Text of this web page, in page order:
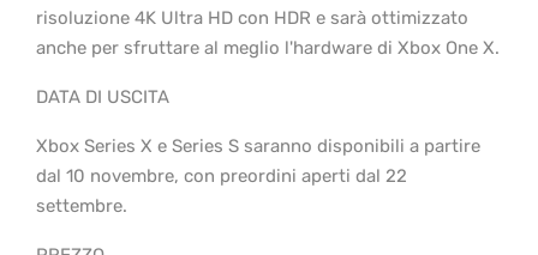
risoluzione 4K Ultra HD con HDR e sarà ottimizzato
anche per sfruttare al meglio l'hardware di Xbox One X.
DATA DI USCITA
Xbox Series X e Series S saranno disponibili a partire
dal 10 novembre, con preordini aperti dal 22
settembre.